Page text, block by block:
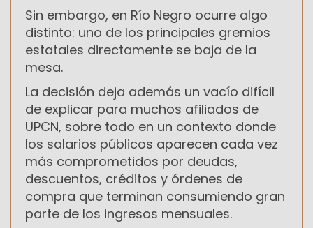
Sin embargo, en Río Negro ocurre algo
distinto: uno de los principales gremios
estatales directamente se baja de la
mesa.
La decisión deja además un vacío difícil
de explicar para muchos afiliados de
UPCN, sobre todo en un contexto donde
los salarios públicos aparecen cada vez
más comprometidos por deudas,
descuentos, créditos y órdenes de
compra que terminan consumiendo gran
parte de los ingresos mensuales.